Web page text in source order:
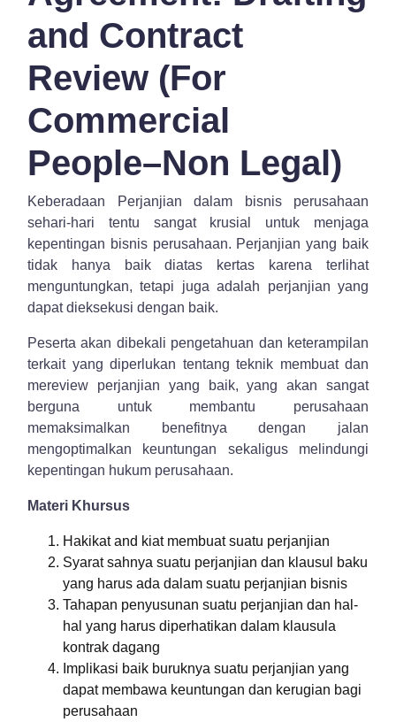
and Contract
Review (For
Commercial
People–Non Legal)
Keberadaan Perjanjian dalam bisnis perusahaan
sehari-hari tentu sangat krusial untuk menjaga
kepentingan bisnis perusahaan. Perjanjian yang baik
tidak hanya baik diatas kertas karena terlihat
menguntungkan, tetapi juga adalah perjanjian yang
dapat dieksekusi dengan baik.
Peserta akan dibekali pengetahuan dan keterampilan
terkait yang diperlukan tentang teknik membuat dan
mereview perjanjian yang baik, yang akan sangat
berguna untuk membantu perusahaan
memaksimalkan benefitnya dengan jalan
mengoptimalkan keuntungan sekaligus melindungi
kepentingan hukum perusahaan.
Materi Khursus
Hakikat and kiat membuat suatu perjanjian
Syarat sahnya suatu perjanjian dan klausul baku
yang harus ada dalam suatu perjanjian bisnis
Tahapan penyusunan suatu perjanjian dan hal-
hal yang harus diperhatikan dalam klausula
kontrak dagang
Implikasi baik buruknya suatu perjanjian yang
dapat membawa keuntungan dan kerugian bagi
perusahaan